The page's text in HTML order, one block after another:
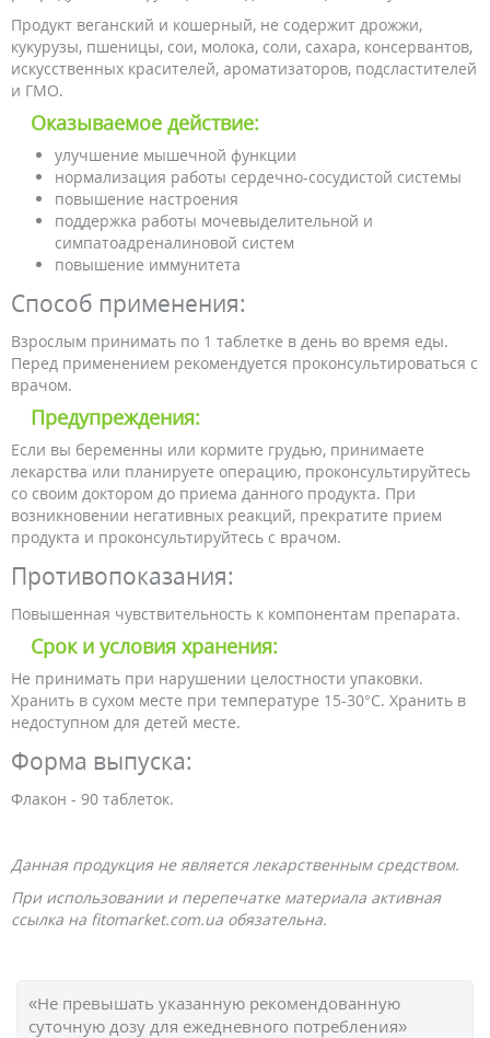
Продукт веганский и кошерный, не содержит дрожжи,
кукурузы, пшеницы, сои, молока, соли, сахара, консервантов,
искусственных красителей, ароматизаторов, подсластителей
и ГМО.
Оказываемое действие:
улучшение мышечной функции
нормализация работы сердечно-сосудистой системы
повышение настроения
поддержка работы мочевыделительной и
симпатоадреналиновой систем
повышение иммунитета
Способ применения:
Взрослым принимать по 1 таблетке в день во время еды.
Перед применением рекомендуется проконсультироваться с
врачом.
Предупреждения:
Если вы беременны или кормите грудью, принимаете
лекарства или планируете операцию, проконсультируйтесь
со своим доктором до приема данного продукта. При
возникновении негативных реакций, прекратите прием
продукта и проконсультируйтесь с врачом.
Противопоказания:
Повышенная чувствительность к компонентам препарата.
Срок и условия хранения:
Не принимать при нарушении целостности упаковки.
Хранить в сухом месте при температуре 15-30°C. Хранить в
недоступном для детей месте.
Форма выпуска:
Флакон - 90 таблеток.
Данная продукция не является лекарственным средством.
При использовании и перепечатке материала активная
ссылка на fitomarket.com.ua обязательна.
«Не превышать указанную рекомендованную
суточную дозу для ежедневного потребления»